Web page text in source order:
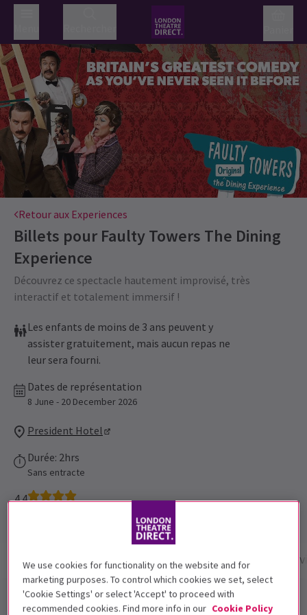
Retour aux Experiences
Billets pour Faulty Towers The Dining
Experience
Découvrez ce spectacle hautement improvisé, très
interactif et totalement immersif !
Les enfants de moins de 3 ans peuvent y
assister gratuitement, mais aucun repas ne
leur sera fourni.
Dates de représentation
8 June - 20 December 2026
President Hotel
Durée: 2hrs
Sans entracte
4.4
Infos spectacle Dates et horaires Galerie
Billets pour Faulty Towers the
We use cookies for functionality on the website and for
marketing purposes. To control which cookies we set, select
'Cookie Settings' or select 'Accept' to proceed with
recommended cookies. Find more info in our Cookie Policy